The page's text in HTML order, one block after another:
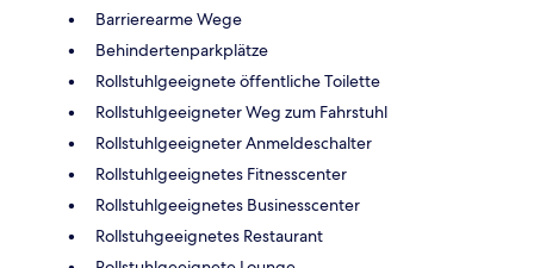
Barrierearme Wege
Behindertenparkplätze
Rollstuhlgeeignete öffentliche Toilette
Rollstuhlgeeigneter Weg zum Fahrstuhl
Rollstuhlgeeigneter Anmeldeschalter
Rollstuhlgeeignetes Fitnesscenter
Rollstuhlgeeignetes Businesscenter
Rollstuhgeeignetes Restaurant